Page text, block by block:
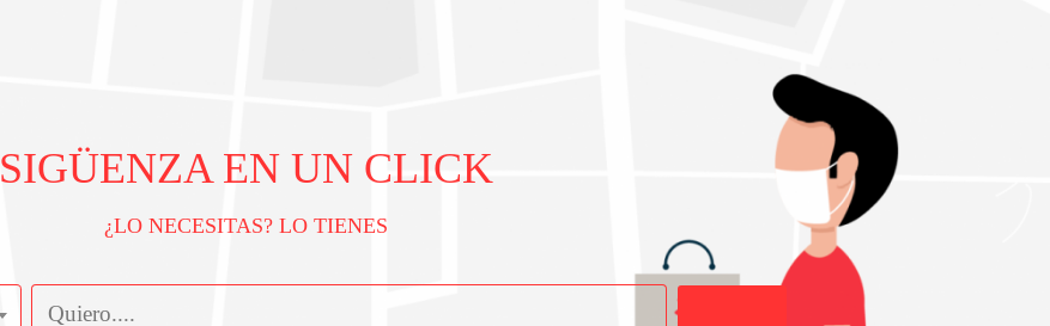
SIGÜENZA EN UN CLICK
¿LO NECESITAS? LO TIENES